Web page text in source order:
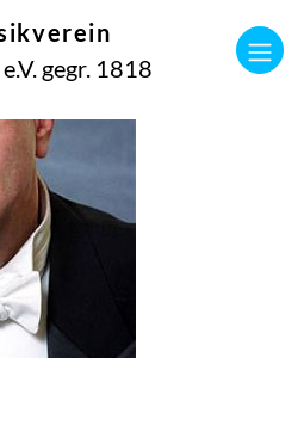
e.V. gegr. 1818